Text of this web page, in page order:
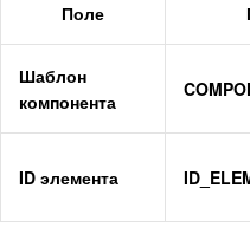
Поле
Шаблон
компонента
ID элемента